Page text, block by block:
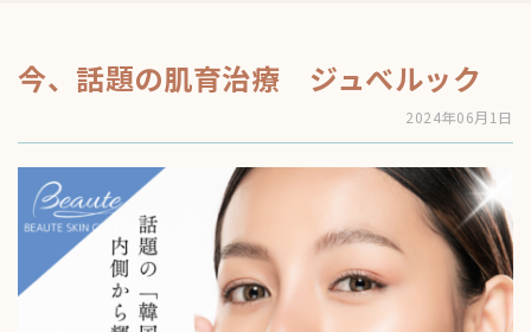
今、話題の肌育治療 ジュべルック
2024年06月1日